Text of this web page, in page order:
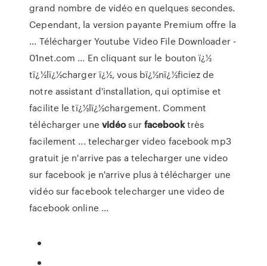
grand nombre de vidéo en quelques secondes.
Cependant, la version payante Premium offre la
... Télécharger Youtube Video File Downloader -
01net.com ... En cliquant sur le bouton ï¿½
tï¿½lï¿½charger ï¿½, vous bï¿½nï¿½ficiez de
notre assistant d'installation, qui optimise et
facilite le tï¿½lï¿½chargement. Comment
télécharger une vidéosurfacebooktrès
facilement ... telecharger video facebook mp3
gratuit je n'arrive pas a telecharger une video
sur facebook je n'arrive plus à télécharger une
vidéo sur facebook telecharger une video de
facebook online ...